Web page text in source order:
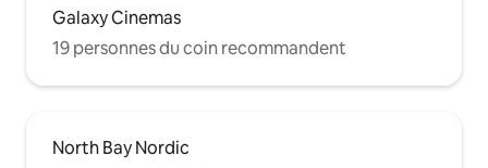
Galaxy Cinemas
19 personnes du coin recommandent
North Bay Nordic